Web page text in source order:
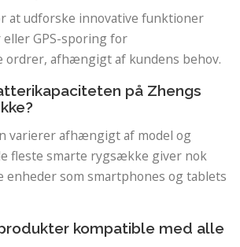
at udforske innovative funktioner
eller GPS-sporing for
ordrer, afhængigt af kundens behov.
på Zhengs
varierer afhængigt af model og
fleste smarte rygsække giver nok
enheder som smartphones og tablets
kompatible med alle